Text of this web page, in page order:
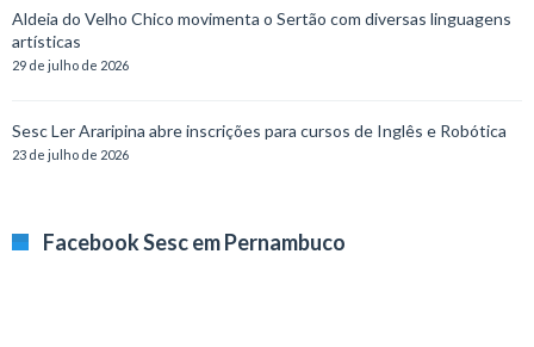
Aldeia do Velho Chico movimenta o Sertão com diversas linguagens
artísticas
29 de julho de 2026
Sesc Ler Araripina abre inscrições para cursos de Inglês e Robótica
23 de julho de 2026
Facebook Sesc em Pernambuco